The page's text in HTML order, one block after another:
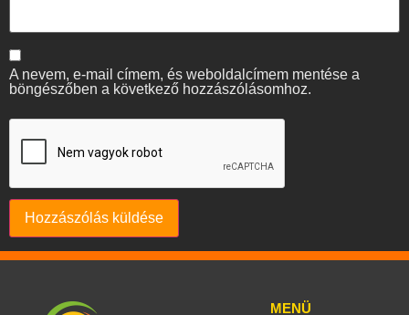
A nevem, e-mail címem, és weboldalcímem mentése a
böngészőben a következő hozzászólásomhoz.
MENÜ